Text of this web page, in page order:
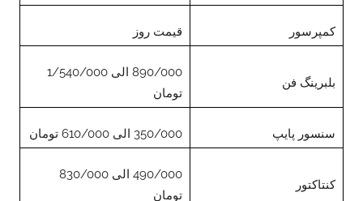
قیمت روز کمپرسور
890/000 الی 1/540/000
تومان
بلبرینگ فن
350/000 الی 610/000 تومان سنسور پایپ
490/000 الی 830/000
تومان
کنتاکتور